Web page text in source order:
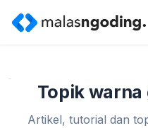
Topik
Artikel, tutorial dan